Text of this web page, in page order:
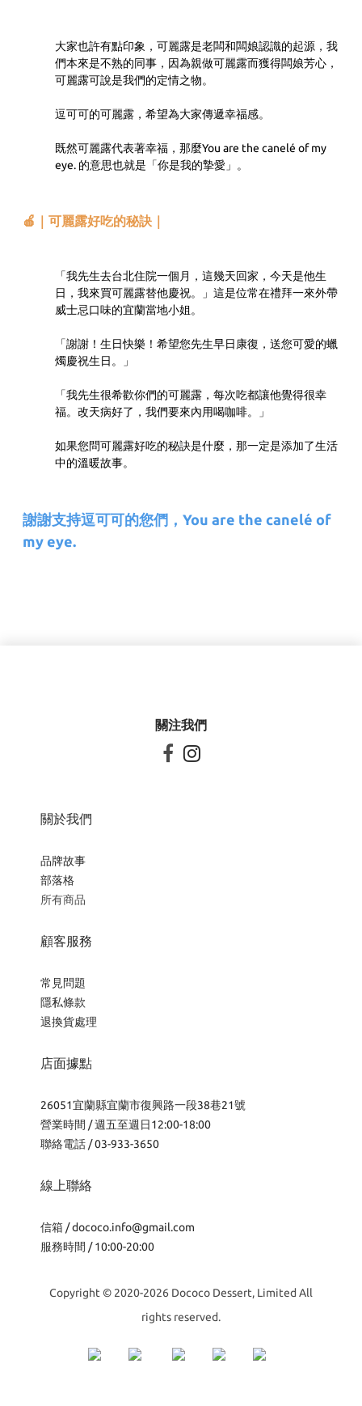
大家也許有點印象，可麗露是老闆和闆娘認識的起源，我
們本來是不熟的同事，因為親做可麗露而獲得闆娘芳心，
可麗露可說是我們的定情之物。
逗可可的可麗露，希望為大家傳遞幸福感。
既然可麗露代表著幸福，那麼You are the canelé of my
eye. 的意思也就是「你是我的摯愛」。
🍎｜可麗露好吃的秘訣｜
「我先生去台北住院一個月，這幾天回家，今天是他生
日，我來買可麗露替他慶祝。」這是位常在禮拜一來外帶
威士忌口味的宜蘭當地小姐。
「謝謝！生日快樂！希望您先生早日康復，送您可愛的蠟
燭慶祝生日。」
「我先生很希歡你們的可麗露，每次吃都讓他覺得很幸
福。改天病好了，我們要來內用喝咖啡。」
如果您問可麗露好吃的秘訣是什麼，那一定是添加了生活
中的溫暖故事。
謝謝支持逗可可的您們，You are the canelé of
my eye.
關注我們
 
關於我們
品牌故事
部落格
所有商品
顧客服務
常見問題
隱私條款
退換貨處理
店面據點
26051宜蘭縣宜蘭市復興路一段38巷21號
營業時間 / 週五至週日12:00-18:00
聯絡電話 / 03-933-3650
線上聯絡
信箱 /dococo.info@gmail.com
服務時間 / 10:00-20:00
Copyright © 2020-2026 Dococo Dessert, Limited All
rights reserved.